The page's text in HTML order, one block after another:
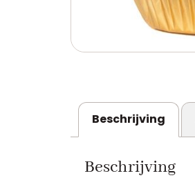
Beschrijving
Beschrijving